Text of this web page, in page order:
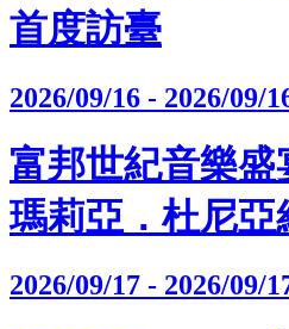
首度訪臺
2026/09/16 - 2026/09/
富邦世紀音樂
瑪莉亞．杜尼亞
2026/09/17 - 2026/09/